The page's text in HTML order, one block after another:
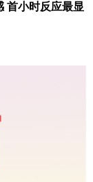
首小时反应最显